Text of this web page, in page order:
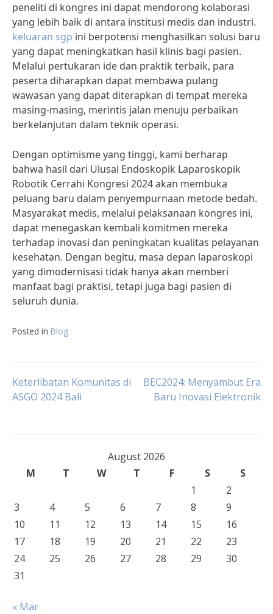
peneliti di kongres ini dapat mendorong kolaborasi
yang lebih baik di antara institusi medis dan industri.
keluaran sgp ini berpotensi menghasilkan solusi baru
yang dapat meningkatkan hasil klinis bagi pasien.
Melalui pertukaran ide dan praktik terbaik, para
peserta diharapkan dapat membawa pulang
wawasan yang dapat diterapkan di tempat mereka
masing-masing, merintis jalan menuju perbaikan
berkelanjutan dalam teknik operasi.
Dengan optimisme yang tinggi, kami berharap
bahwa hasil dari Ulusal Endoskopik Laparoskopik
Robotik Cerrahi Kongresi 2024 akan membuka
peluang baru dalam penyempurnaan metode bedah.
Masyarakat medis, melalui pelaksanaan kongres ini,
dapat menegaskan kembali komitmen mereka
terhadap inovasi dan peningkatan kualitas pelayanan
kesehatan. Dengan begitu, masa depan laparoskopi
yang dimodernisasi tidak hanya akan memberi
manfaat bagi praktisi, tetapi juga bagi pasien di
seluruh dunia.
Posted in Blog
Post
Keterlibatan Komunitas di
ASGO 2024 Bali
BEC2024: Menyambut Era
Baru Inovasi Elektronik
August 2026
M
T W T F S
S
1
2
3
4 5 6 7 8
9
10
11 12 13 14 15
16
17
18 19 20 21 22
23
24
25 26 27 28 29
30
31
« Mar